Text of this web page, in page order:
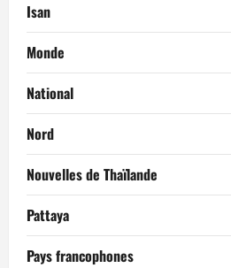
Isan
Monde
National
Nord
Nouvelles de Thaïlande
Pattaya
Pays francophones